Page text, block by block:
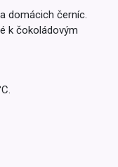
domácich černíc.
k čokoládovým